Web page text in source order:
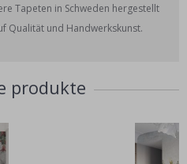
Tapeten in Schweden hergestellt
Qualität und Handwerkskunst.
produkte